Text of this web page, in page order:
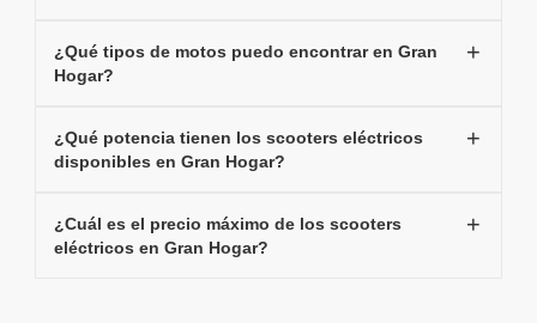
¿Qué tipos de motos puedo encontrar en Gran
Hogar?
¿Qué potencia tienen los scooters eléctricos
disponibles en Gran Hogar?
¿Cuál es el precio máximo de los scooters
eléctricos en Gran Hogar?